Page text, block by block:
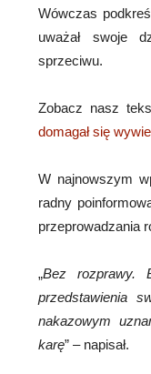
Wówczas
uważał swoje
sprzeciwu.
Zobacz nasz
domagał się
W najnowszym
radny
przeprowadzania
„Bez rozprawy.
przedstawienia
nakazowym
karę” – napisał.